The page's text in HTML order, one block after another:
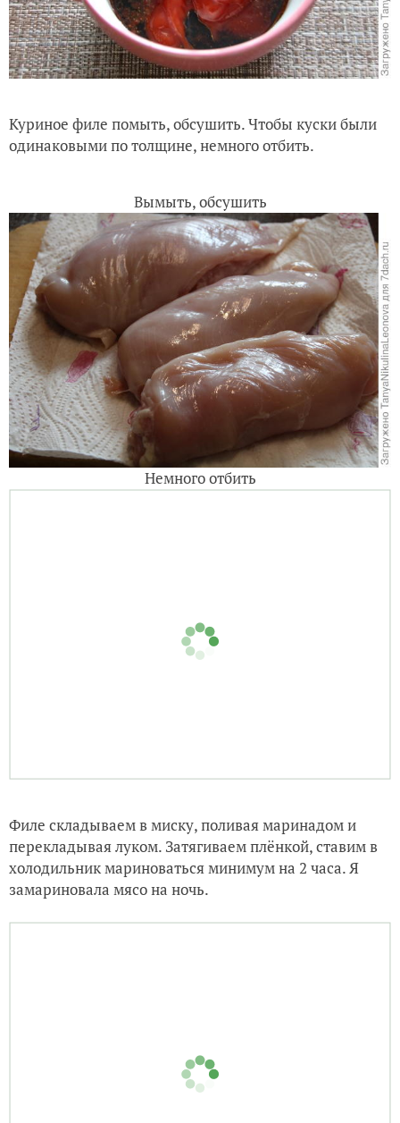
Куриное филе помыть, обсушить. Чтобы куски были
одинаковыми по толщине, немного отбить.
Вымыть, обсушить
Немного отбить
Филе складываем в миску, поливая маринадом и
перекладывая луком. Затягиваем плёнкой, ставим в
холодильник мариноваться минимум на 2 часа. Я
замариновала мясо на ночь.